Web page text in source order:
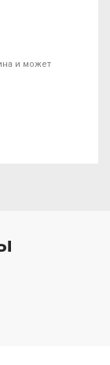
и может